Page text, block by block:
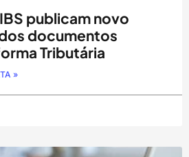
publicam novo
documentos
Tributária
»